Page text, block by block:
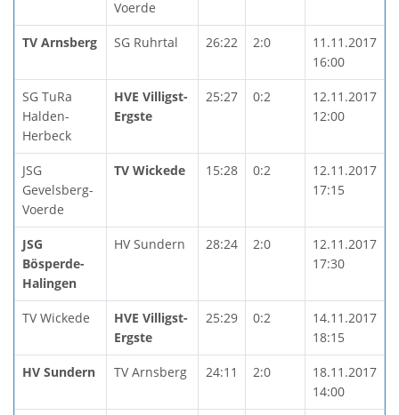
Voerde
TV Arnsberg SG Ruhrtal 26:22 2:0
11.11.2017
16:00
SG TuRa
Halden-
Herbeck
HVE Villigst-
Ergste
25:27 0:2
12.11.2017
12:00
JSG
Gevelsberg-
Voerde
TV Wickede 15:28 0:2
12.11.2017
17:15
JSG
Bösperde-
Halingen
HV Sundern 28:24 2:0
12.11.2017
17:30
TV Wickede
HVE Villigst-
Ergste
25:29 0:2
14.11.2017
18:15
HV Sundern TV Arnsberg 24:11 2:0
18.11.2017
14:00